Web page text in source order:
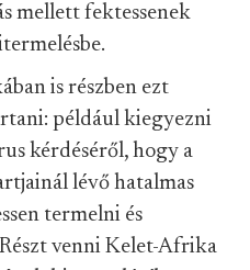
mellett fektessenek
is részben ezt
például kiegyezni
kérdéséről, hogy a
lévő hatalmas
termelni és
venni Kelet-Afrika